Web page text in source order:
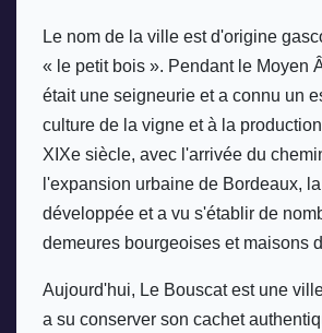
Le nom de la ville est d'origine
« le petit bois ». Pendant le Moyen
était une seigneurie et a connu un
culture de la vigne et à la
XIXe siècle, avec l'arrivée du
l'expansion urbaine de Bordeaux,
développée et a vu s'établir de
demeures bourgeoises et maisons
Aujourd'hui, Le Bouscat est une
a su conserver son cachet